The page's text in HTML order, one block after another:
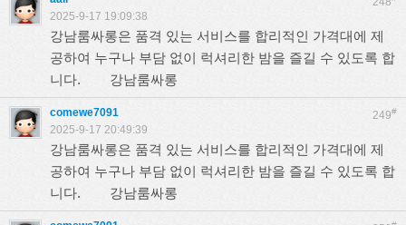
2025-9-17 19:09:38
강남룸싸롱은 품격 있는 서비스를 합리적인 가격대에 제
공하여 누구나 부담 없이 럭셔리한 밤을 즐길 수 있도록 합
니다. 강남룸싸롱
249#
comewe7091
2025-9-17 20:49:39
강남룸싸롱은 품격 있는 서비스를 합리적인 가격대에 제
공하여 누구나 부담 없이 럭셔리한 밤을 즐길 수 있도록 합
니다. 강남룸싸롱